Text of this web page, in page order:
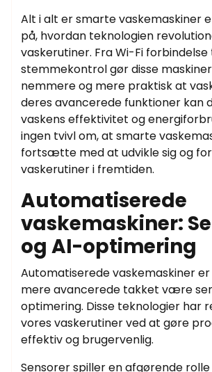
Alt i alt er smarte vaskemaskiner
på, hvordan teknologien
vaskerutiner. Fra Wi-Fi forbindelse
stemmekontrol gør disse
nemmere og mere praktisk at
deres avancerede funktioner kan
vaskens effektivitet og
ingen tvivl om, at smarte
fortsætte med at udvikle sig og
vaskerutiner i fremtiden.
Automatiserede
vaskemaskiner:
og AI-optimering
Automatiserede vaskemaskiner
mere avancerede takket være
optimering. Disse teknologier har
vores vaskerutiner ved at gøre
effektiv og brugervenlig.
Sensorer spiller en afgørende